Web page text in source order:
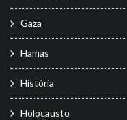
Gaza
Hamas
História
Holocausto